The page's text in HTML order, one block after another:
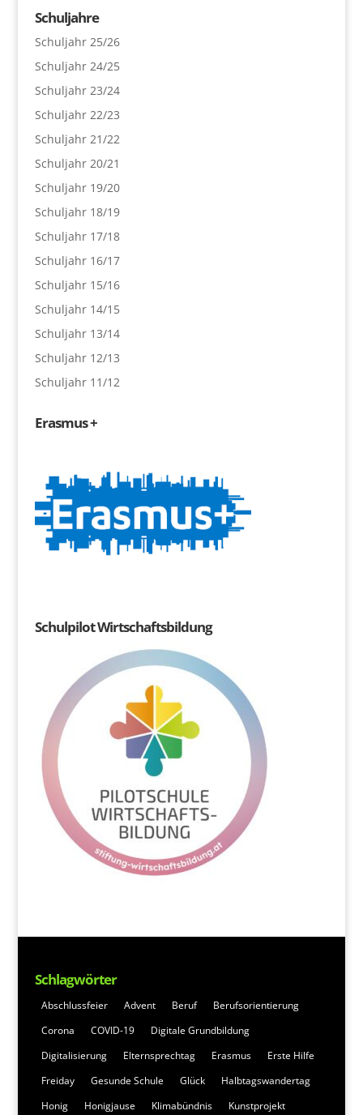
Schuljahre
Schuljahr 25/26
Schuljahr 24/25
Schuljahr 23/24
Schuljahr 22/23
Schuljahr 21/22
Schuljahr 20/21
Schuljahr 19/20
Schuljahr 18/19
Schuljahr 17/18
Schuljahr 16/17
Schuljahr 15/16
Schuljahr 14/15
Schuljahr 13/14
Schuljahr 12/13
Schuljahr 11/12
Erasmus +
Schulpilot Wirtschaftsbildung
Schlagwörter
Abschlussfeier Advent Beruf
Berufsorientierung
Corona
COVID-19
Digitale Grundbildung
Digitalisierung
Elternsprechtag Erasmus
Erste Hilfe
Freiday
Gesunde Schule Glück
Halbtagswandertag
Honig
Honigjause Klimabündnis Kunstprojekt